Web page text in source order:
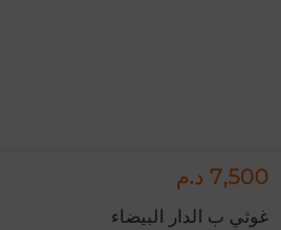
7,500 د.م
غوثي ب الدار البيضاء